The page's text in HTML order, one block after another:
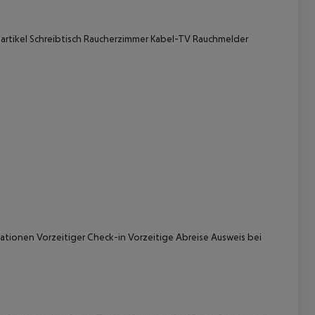
Schreibtisch Raucherzimmer Kabel-TV Rauchmelder
Vorzeitiger Check-in Vorzeitige Abreise Ausweis bei